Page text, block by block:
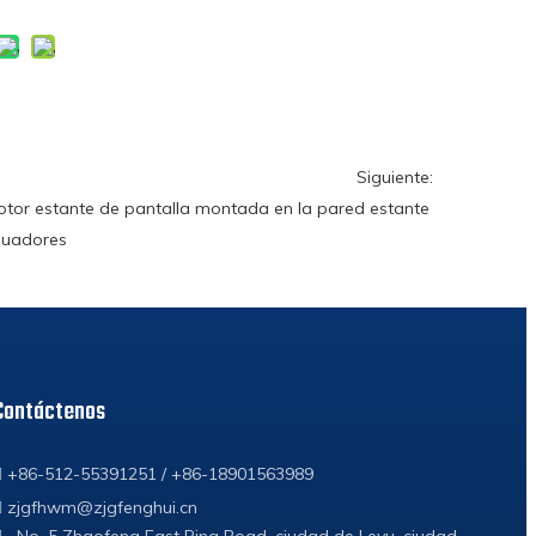
Siguiente:
estante de pantalla montada en la pared estante
+86-512-55391251 / +86-18901563989
zjgfhwm@zjgfenghui.cn